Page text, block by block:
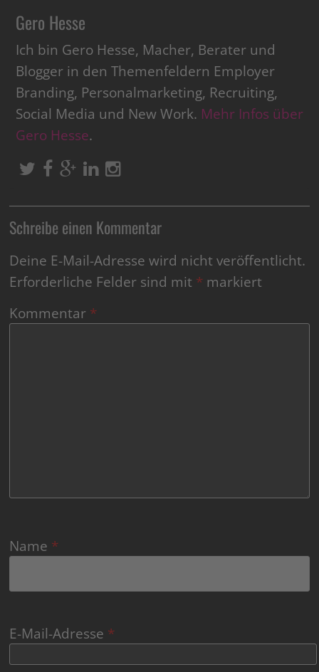
Gero Hesse
Ich bin Gero Hesse, Macher, Berater und
Blogger in den Themenfeldern Employer
Branding, Personalmarketing, Recruiting,
Social Media und New Work. Mehr Infos über
Gero Hesse.
Schreibe einen Kommentar
Deine E-Mail-Adresse wird nicht veröffentlicht.
Erforderliche Felder sind mit * markiert
Kommentar *
Name *
E-Mail-Adresse *